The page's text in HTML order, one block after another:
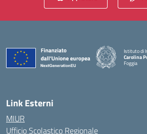
Istituto di
Carolina
Foggia
— Visita la
Link Esterni
MIUR
Ufficio Scolastico Regionale